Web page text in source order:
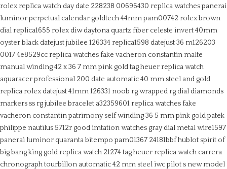
rolex replica watch day date 228238 00696430 replica watches panerai
luminor perpetual calendar goldtech 44mm pam00742 rolex brown
dial replica1655 rolex diw daytona quartz fiber celeste invert 40mm
oyster black datejust jubilee 126334 replica1598 datejust 36 m126203
0017 4e8529cc replica watches fake vacheron constantin malte
manual winding 42 x 36 7 mm pink goldtag heuer replica watch
aquaracer professional 200 date automatic 40 mm steel and gold
replica rolex datejust 41mm 126331 noob rg wrapped rg dial diamonds
markers ss rg jubilee bracelet a32359601 replica watches fake
vacheron constantin patrimony self winding 36 5 mm pink goldpatek
philippe nautilus 5712r good imtation watches gray dial metal wire1597
panerai luminor quaranta bitempo pam01367 24181bbfhublot spirit of
big bang king gold replica watch 21274 tag heuer replica watch carrera
chronograph tourbillon automatic 42 mm steel iwc pilot s new model